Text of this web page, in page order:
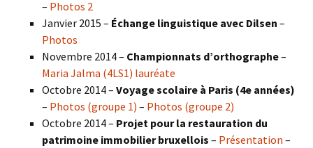
– Photos 2
Janvier 2015 – Échange linguistique avec Dilsen –
Photos
Novembre 2014 – Championnats d’orthographe–
Maria Jalma (4LS1) lauréate
Octobre 2014 – Voyage scolaire à Paris (4e années)
– Photos (groupe 1) – Photos (groupe 2)
Octobre 2014 – Projet pour la restauration du
patrimoine immobilier bruxellois – Présentation –